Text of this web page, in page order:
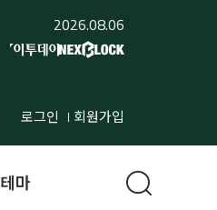
2026.08.06
로그인 회원가입
테마